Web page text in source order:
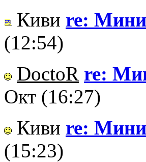
Киви re:
(12:54)
DoctoR re:
Окт (16:27)
Киви re:
(15:23)